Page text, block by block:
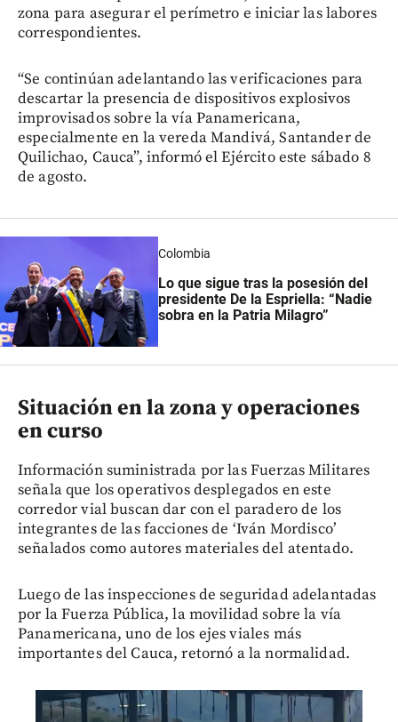
zona para asegurar el perímetro e iniciar las labores
correspondientes.
“Se continúan adelantando las verificaciones para
descartar la presencia de dispositivos explosivos
improvisados sobre la vía Panamericana,
especialmente en la vereda Mandivá, Santander de
Quilichao, Cauca”, informó el Ejército este sábado 8
de agosto.
Colombia
Lo que sigue tras la posesión del
presidente De la Espriella: “Nadie
sobra en la Patria Milagro”
Situación en la zona y operaciones
en curso
Información suministrada por las Fuerzas Militares
señala que los operativos desplegados en este
corredor vial buscan dar con el paradero de los
integrantes de las facciones de ‘Iván Mordisco’
señalados como autores materiales del atentado.
Luego de las inspecciones de seguridad adelantadas
por la Fuerza Pública, la movilidad sobre la vía
Panamericana, uno de los ejes viales más
importantes del Cauca, retornó a la normalidad.